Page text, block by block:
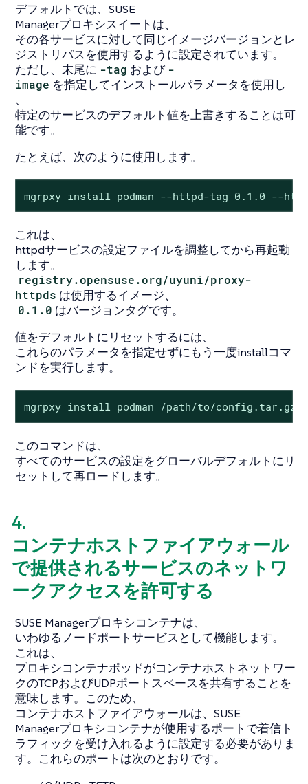
デフォルトでは、SUSE
Managerプロキシスイートは、
その各サービスに対して同じイメージバージョンとレ
ジストリパスを使用するように設定されています。
ただし、末尾に -tag および -
image を指定してインストールパラメータを使用し
、
特定のサービスのデフォルト値を上書きすることは可
能です。
たとえば、次のように使用します。
mgrpxy install podman --httpd-tag 0.1.0 --
これは、
httpdサービスの設定ファイルを調整してから再起動
します。
registry.opensuse.org/uyuni/proxy-
httpds は使用するイメージ、
0.1.0 はバージョンタグです。
値をデフォルトにリセットするには、
これらのパラメータを指定せずにもう一度installコマ
ンドを実行します。
mgrpxy install podman /path/to/config.tar.gz
このコマンドは、
すべてのサービスの設定をグローバルデフォルトにリ
セットして再ロードします。
4.
コンテナホストファイアウォール
で提供されるサービスのネットワ
ークアクセスを許可する
SUSE Managerプロキシコンテナは、
いわゆるノードポートサービスとして機能します。
これは、
プロキシコンテナポッドがコンテナホストネットワー
クのTCPおよびUDPポートスペースを共有することを
意味します。このため、
コンテナホストファイアウォールは、SUSE
Managerプロキシコンテナが使用するポートで着信ト
ラフィックを受け入れるように設定する必要がありま
す。これらのポートは次のとおりです。